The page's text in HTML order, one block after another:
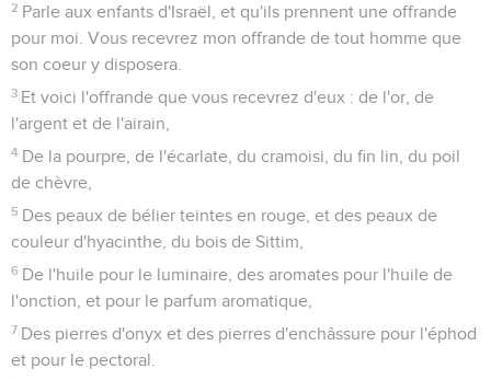
2 Parle aux enfants d'Israël, et qu'ils prennent une offrande
pour moi. Vous recevrez mon offrande de tout homme que
son coeur y disposera.
3 Et voici l'offrande que vous recevrez d'eux : de l'or, de
l'argent et de l'airain,
4 De la pourpre, de l'écarlate, du cramoisi, du fin lin, du poil
de chèvre,
5 Des peaux de bélier teintes en rouge, et des peaux de
couleur d'hyacinthe, du bois de Sittim,
6 De l'huile pour le luminaire, des aromates pour l'huile de
l'onction, et pour le parfum aromatique,
7 Des pierres d'onyx et des pierres d'enchâssure pour l'éphod
et pour le pectoral.